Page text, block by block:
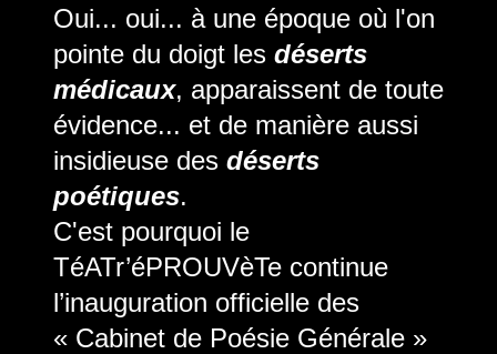
Oui... oui... à une époque où l'on
pointe du doigt les déserts
médicaux, apparaissent de toute
évidence... et de manière aussi
insidieuse des déserts
poétiques.
C'est pourquoi le
TéATr’éPROUVèTe continue
l’inauguration officielle des
« Cabinet de Poésie Générale »